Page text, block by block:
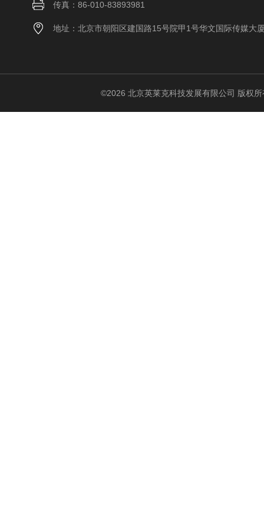
传真：86-010-83893981
地址：北京市朝阳区建国路15号院甲1号华文国际传媒大
©2026 北京英莱克科技发展有限公司 版